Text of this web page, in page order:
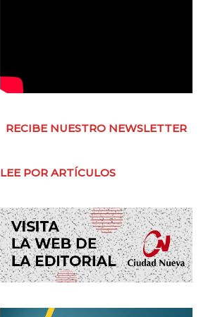
RECIBE NUESTRO NEWSLETTER
LEE POR ARTÍCULOS